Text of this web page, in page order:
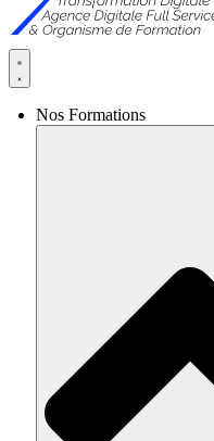
Nos Formations